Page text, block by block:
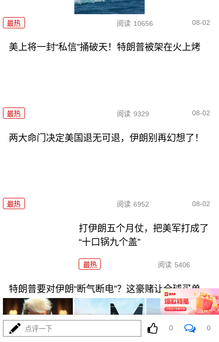
最热 阅读 10656 08-02
美上将一封“私信”捅破天！特朗普被架在火上烤
最热 阅读 9329 08-02
两大命门决定美国退无可退，伊朗别再幻想了！
最热 阅读 6952 08-02
打伊朗五个月仗，把美军打成了
“十口锅九个盖”
最热 阅读 5406
特朗普要对伊朗“断气断电”？这豪赌让全球买单
点评一下 0 0